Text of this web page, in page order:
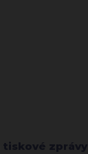
tiskové zprávy